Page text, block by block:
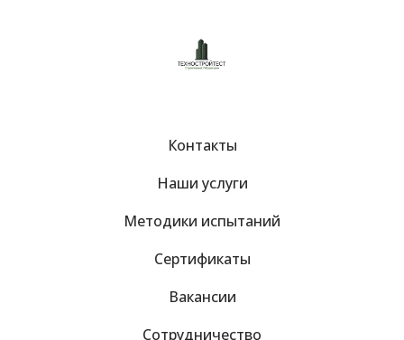
Контакты
Наши услуги
Методики испытаний
Сертификаты
Вакансии
Сотрудничество